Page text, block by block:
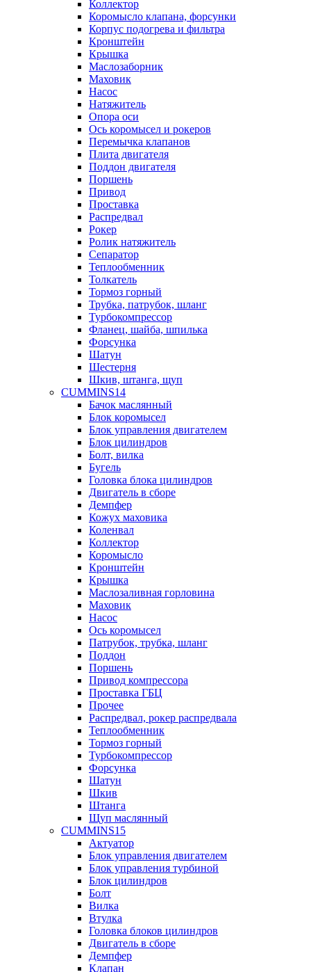
Коллектор
Коромысло клапана, форсунки
Корпус подогрева и фильтра
Кронштейн
Крышка
Маслозаборник
Маховик
Насос
Натяжитель
Опора оси
Ось коромысел и рокеров
Перемычка клапанов
Плита двигателя
Поддон двигателя
Поршень
Привод
Проставка
Распредвал
Рокер
Ролик натяжитель
Сепаратор
Теплообменник
Толкатель
Тормоз горный
Трубка, патрубок, шланг
Турбокомпрессор
Фланец, шайба, шпилька
Форсунка
Шатун
Шестерня
Шкив, штанга, щуп
CUMMINS14
Бачок маслянный
Блок коромысел
Блок управления двигателем
Блок цилиндров
Болт, вилка
Бугель
Головка блока цилиндров
Двигатель в сборе
Демпфер
Кожух маховика
Коленвал
Коллектор
Коромысло
Кронштейн
Крышка
Маслозаливная горловина
Маховик
Насос
Ось коромысел
Патрубок, трубка, шланг
Поддон
Поршень
Привод компрессора
Проставка ГБЦ
Прочее
Распредвал, рокер распредвала
Теплообменник
Тормоз горный
Турбокомпрессор
Форсунка
Шатун
Шкив
Штанга
Щуп маслянный
CUMMINS15
Актуатор
Блок управления двигателем
Блок управления турбиной
Блок цилиндров
Болт
Вилка
Втулка
Головка блоков цилиндров
Двигатель в сборе
Демпфер
Клапан